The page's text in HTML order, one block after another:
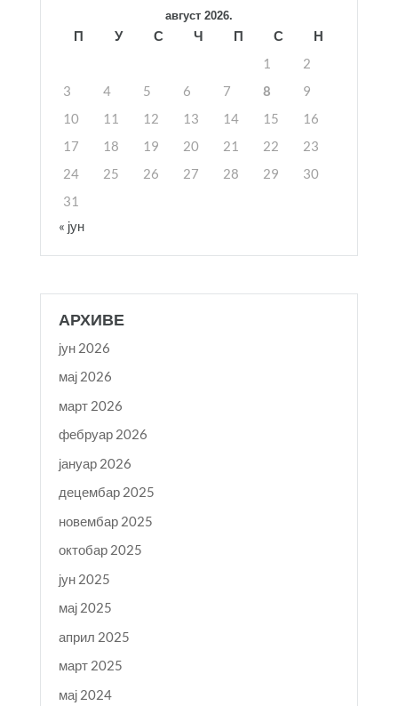
август 2026.
П У С Ч П С
Н
1
2
3
4 5 6 7 8
9
10
11 12 13 14 15
16
17
18 19 20 21 22
23
24
25 26 27 28 29
30
31
« јун
АРХИВЕ
јун 2026
мај 2026
март 2026
фебруар 2026
јануар 2026
децембар 2025
новембар 2025
октобар 2025
јун 2025
мај 2025
април 2025
март 2025
мај 2024